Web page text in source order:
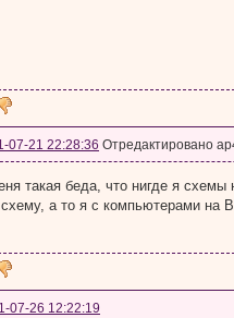
07-21 22:28:36 Отредактировано
такая беда, что нигде я
а то я с компьютерами на
07-26 12:22:19